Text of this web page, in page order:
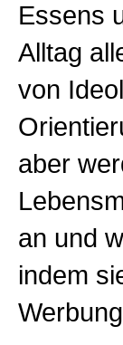
Essens
Alltag
von
aber
an und
indem